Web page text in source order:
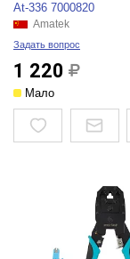
At-336 7000820
Amatek
Задать вопрос
1 220
Мало